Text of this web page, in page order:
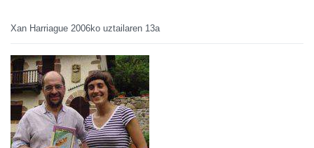
Xan Harriague 2006ko uztailaren 13a